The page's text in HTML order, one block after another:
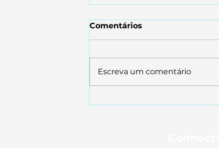
Comentários
Escreva um comentário